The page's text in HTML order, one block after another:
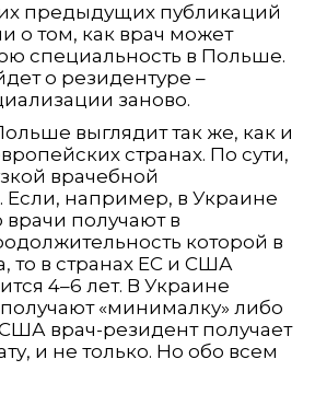
предыдущих публикаций
о том, как врач может
специальность в Польше.
о резидентуре –
заново.
выглядит так же, как и
странах. По сути,
врачебной
Если, например, в Украине
получают в
которой в
то в странах ЕС и США
4–6 лет. В Украине
«минималку» либо
врач-резидент получает
и не только. Но обо всем